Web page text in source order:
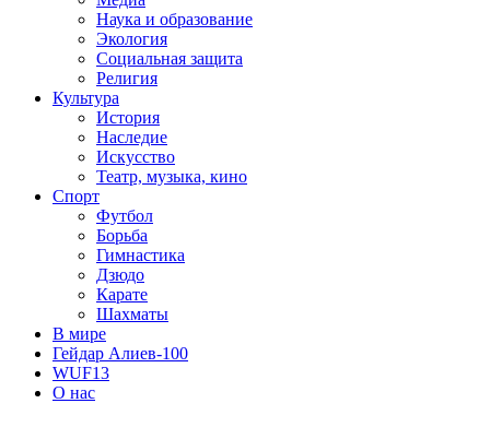
Наука и образование
Экология
Социальная защита
Религия
Культура
История
Наследие
Искусство
Театр, музыка, кино
Спорт
Футбол
Борьба
Гимнастика
Дзюдо
Карате
Шахматы
В мире
Гейдар Алиев-100
WUF13
О нас